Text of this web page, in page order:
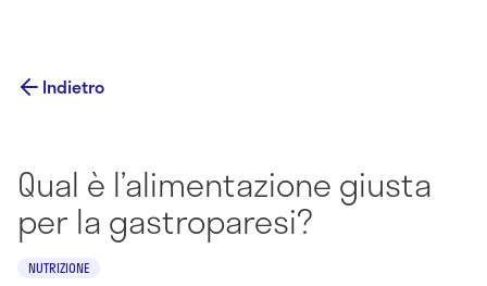
Indietro
Qual è l’alimentazione giusta
per la gastroparesi?
NUTRIZIONE